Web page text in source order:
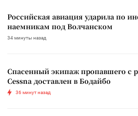
Российская авиация ударила по
наемникам под Волчанском
34 минуты назад
Спасенный экипаж пропавшего с
Cessna доставлен в Бодайбо
36 минут назад